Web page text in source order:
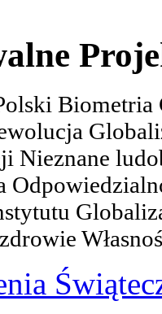
Biometria
Nieznane